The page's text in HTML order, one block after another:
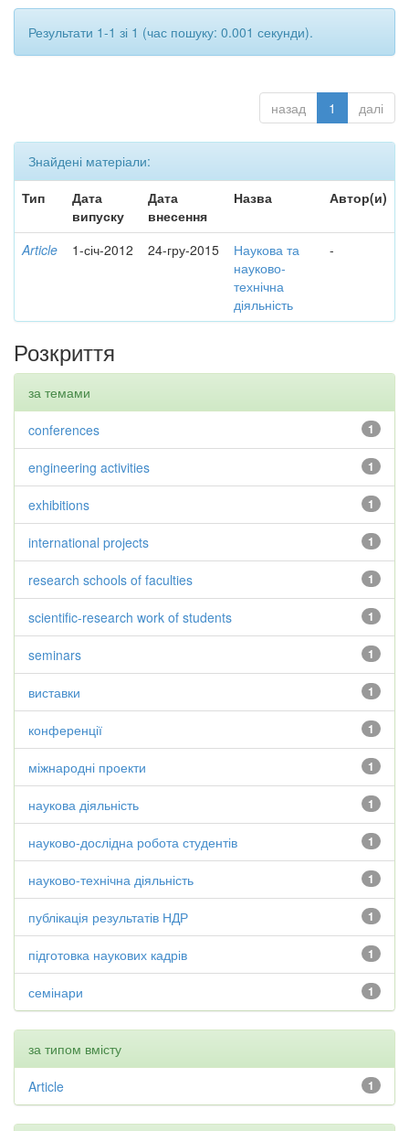
Результати 1-1 зі 1 (час пошуку: 0.001 секунди).
назад 1 далі
Знайдені матеріали:
Тип
Дата
випуску
Дата
внесення
Назва Автор(и)
Article 1-січ-2012 24-гру-2015
Наукова та
науково-
технічна
діяльність
-
Розкриття
за темами
1
conferences
1
engineering activities
1
exhibitions
1
international projects
1
research schools of faculties
1
scientific-research work of students
1
seminars
1
виставки
1
конференції
1
міжнародні проекти
1
наукова діяльність
1
науково-дослідна робота студентів
1
науково-технічна діяльність
1
публікація результатів НДР
1
підготовка наукових кадрів
1
семінари
за типом вмісту
1
Article